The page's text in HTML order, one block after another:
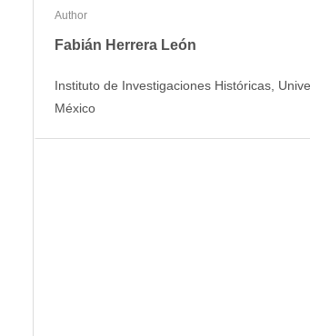
Author
Fabián Herrera León
Instituto de Investigaciones Históricas,
México